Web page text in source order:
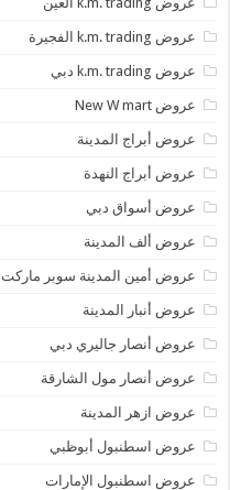
عروض k.m. trading الفجيرة
عروض k.m. trading دبي
عروض New W mart
عروض أبراج المدينة
عروض أبراج النهدة
عروض أسواق دبي
عروض ألف المدينة
عروض أمين المدينة سوبر ماركت
عروض أنبار المدينة
عروض أنصار جاليري دبي
عروض أنصار مول الشارقة
عروض ازهر المدينة
عروض اسطنبول أبوظبي
عروض اسطنبول الإمارات